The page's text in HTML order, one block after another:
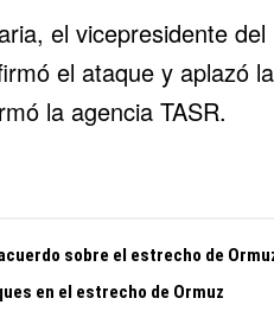
el vicepresidente del
el ataque y aplazó la
la agencia TASR.
sobre el estrecho de
en el estrecho de Ormuz